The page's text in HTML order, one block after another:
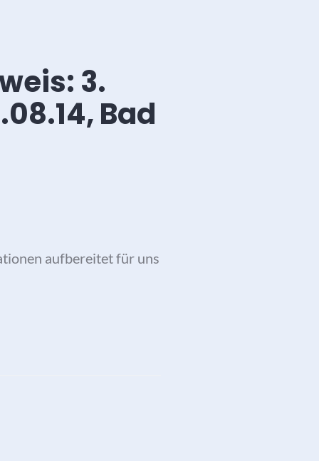
3.
Bad
aufbereitet für uns